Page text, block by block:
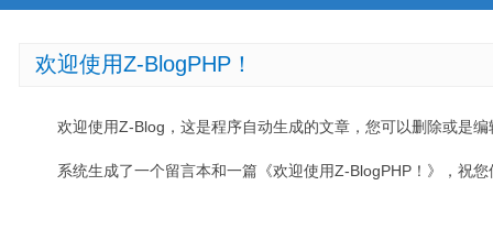
欢迎使用Z-BlogPHP！
欢迎使用Z-Blog，这是程序自动生成的文章，您可以删除或是编
系统生成了一个留言本和一篇《欢迎使用Z-BlogPHP！》，祝